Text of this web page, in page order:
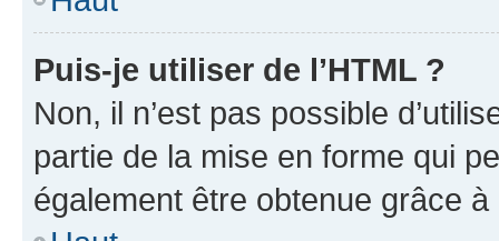
Puis-je utiliser de l’HTML ?
Non, il n’est pas possible
partie de la mise en forme qui
également être obtenue grâce à